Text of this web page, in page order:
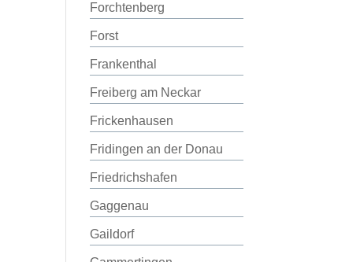
Forchtenberg
Forst
Frankenthal
Freiberg am Neckar
Frickenhausen
Fridingen an der Donau
Friedrichshafen
Gaggenau
Gaildorf